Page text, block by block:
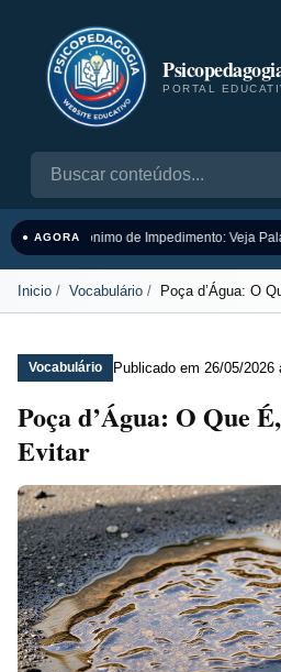
PORTAL
● AGORASinônimo de Impedimento: Veja
Inicio Vocabulário Poça d’Água: O
Vocabulário Publicado em 26/05/2026
Poça d’Água: O Que
Evitar